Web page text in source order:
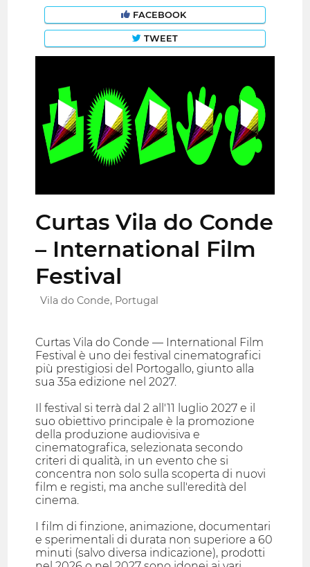
FACEBOOK
TWEET
Curtas Vila do Conde
– International Film
Festival
Vila do Conde, Portugal
Curtas Vila do Conde — International Film
Festival è uno dei festival cinematografici
più prestigiosi del Portogallo, giunto alla
sua 35a edizione nel 2027.
Il festival si terrà dal 2 all'11 luglio 2027 e il
suo obiettivo principale è la promozione
della produzione audiovisiva e
cinematografica, selezionata secondo
criteri di qualità, in un evento che si
concentra non solo sulla scoperta di nuovi
film e registi, ma anche sull'eredità del
cinema.
I film di finzione, animazione, documentari
e sperimentali di durata non superiore a 60
minuti (salvo diversa indicazione), prodotti